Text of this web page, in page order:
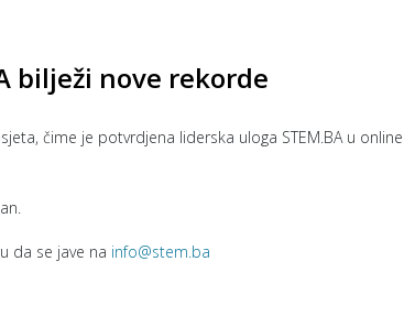
bilježi nove rekorde
čime je potvrdjena liderska uloga STEM.BA u online
da se jave na info@stem.ba